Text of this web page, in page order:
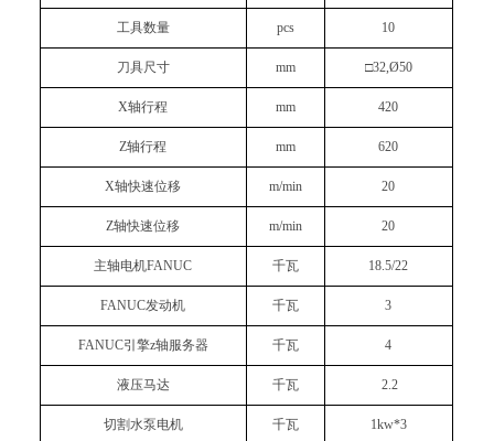
工具数量 pcs 10
刀具尺寸 mm □32,Ø50
X轴行程 mm 420
Z轴行程 mm 620
X轴快速位移 m/min 20
Z轴快速位移 m/min 20
主轴电机FANUC 千瓦 18.5/22
FANUC发动机 千瓦 3
FANUC引擎z轴服务器 千瓦 4
液压马达 千瓦 2.2
切割水泵电机 千瓦 1kw*3